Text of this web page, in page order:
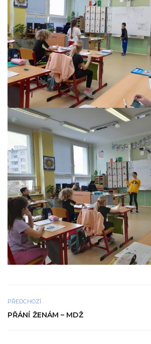
PŘEDCHOZÍ
PŘÁNÍ ŽENÁM – MDŽ